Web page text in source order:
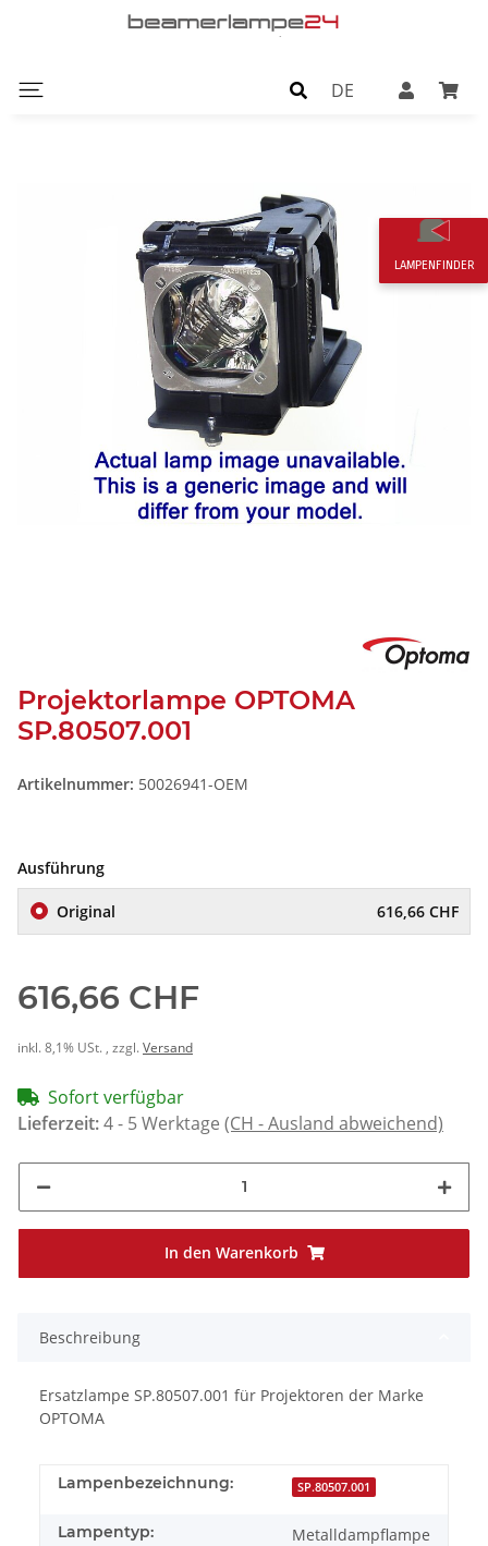
DE
Projektorlampe OPTOMA
SP.80507.001
Artikelnummer: 50026941-OEM
Ausführung
Original 616,66 CHF
616,66 CHF
inkl. 8,1% USt. , zzgl.Versand
Sofort verfügbar
Lieferzeit:4 - 5 Werktage (CH - Ausland abweichend)
In den Warenkorb
Beschreibung
Ersatzlampe SP.80507.001 für Projektoren der Marke
OPTOMA
Lampenbezeichnung: SP.80507.001
Lampentyp: Metalldampflampe
LAMPENFINDER